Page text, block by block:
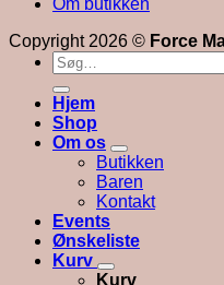
Om butikken
Copyright 2026 © Force
Søg
efter:
Hjem
Shop
Om os
Butikken
Baren
Kontakt
Events
Ønskeliste
Kurv
Kurv